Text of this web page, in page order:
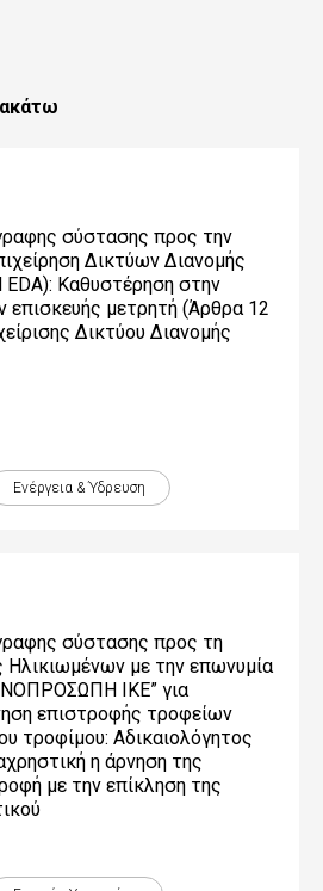
σύστασης προς την
Δικτύων Διανομής
EDA): Καθυστέρηση στην
επισκευής μετρητή (Άρθρα 12
Δικτύου Διανομής
Ενέργεια & Ύδρευση
σύστασης προς τη
με την επωνυμία
ΙΚΕ” για
επιστροφής τροφείων
τροφίμου: Αδικαιολόγητος
η άρνηση της
με την επίκληση της